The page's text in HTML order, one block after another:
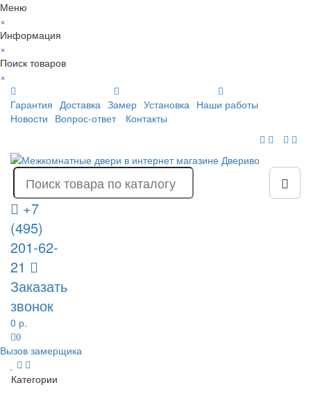
Меню
×
Информация
×
Поиск товаров
×
Гарантия Доставка Замер Установка Наши работы
Новости Вопрос-ответ Контакты
+7
(495)
201-62-
21
Заказать
звонок
0 р.
0
Вызов замерщика
Категории